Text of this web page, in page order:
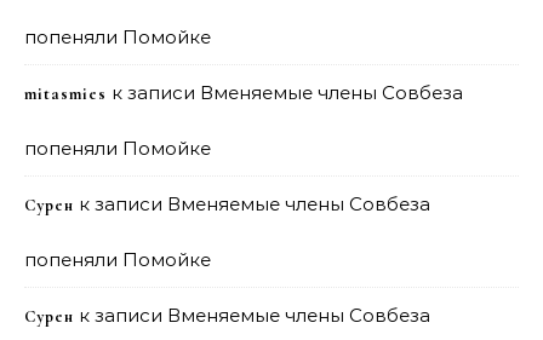
попеняли Помойке
mitasmies к записи Вменяемые члены Совбеза
попеняли Помойке
Сурен к записи Вменяемые члены Совбеза
попеняли Помойке
Сурен к записи Вменяемые члены Совбеза